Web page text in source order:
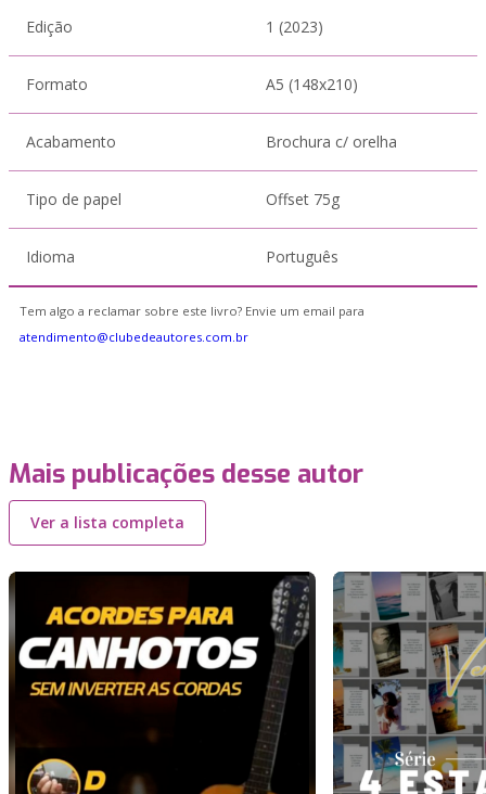
Edição 1 (2023)
Formato A5 (148x210)
Acabamento Brochura c/ orelha
Tipo de papel Offset 75g
Idioma Português
Tem algo a reclamar sobre este livro? Envie um email para
atendimento@clubedeautores.com.br
Mais publicações desse autor
Ver a lista completa